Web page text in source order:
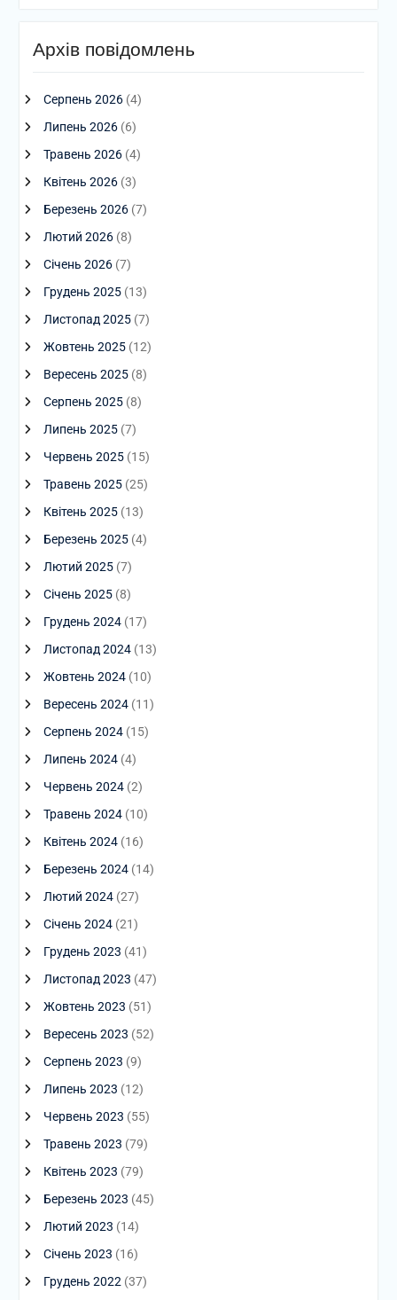
Архів повідомлень
Серпень 2026(4)
Липень 2026(6)
Травень 2026(4)
Квітень 2026(3)
Березень 2026(7)
Лютий 2026(8)
Січень 2026(7)
Грудень 2025(13)
Листопад 2025(7)
Жовтень 2025(12)
Вересень 2025(8)
Серпень 2025(8)
Липень 2025(7)
Червень 2025(15)
Травень 2025(25)
Квітень 2025(13)
Березень 2025(4)
Лютий 2025(7)
Січень 2025(8)
Грудень 2024(17)
Листопад 2024(13)
Жовтень 2024(10)
Вересень 2024(11)
Серпень 2024(15)
Липень 2024(4)
Червень 2024(2)
Травень 2024(10)
Квітень 2024(16)
Березень 2024(14)
Лютий 2024(27)
Січень 2024(21)
Грудень 2023 (41)
Листопад 2023 (47)
Жовтень 2023 (51)
Вересень 2023 (52)
Серпень 2023 (9)
Липень 2023 (12)
Червень 2023 (55)
Травень 2023 (79)
Квітень 2023 (79)
Березень 2023 (45)
Лютий 2023 (14)
Січень 2023 (16)
Грудень 2022 (37)